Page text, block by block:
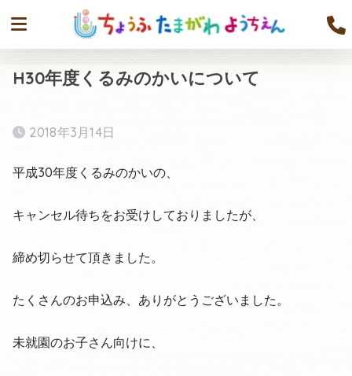
H30年度くるみのかいについて
2018年3月14日
平成30年度くるみのかいの、
キャンセル待ちをお受けしておりましたが、
締め切らせて頂きました。
たくさんのお申込み、ありがとうございました。
未就園のお子さん向けに、